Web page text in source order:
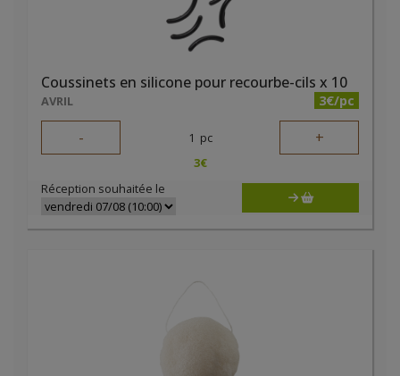
Coussinets en silicone pour recourbe-cils x 10
AVRIL 3€/pc
- 1 pc +
3€
Réception souhaitée le